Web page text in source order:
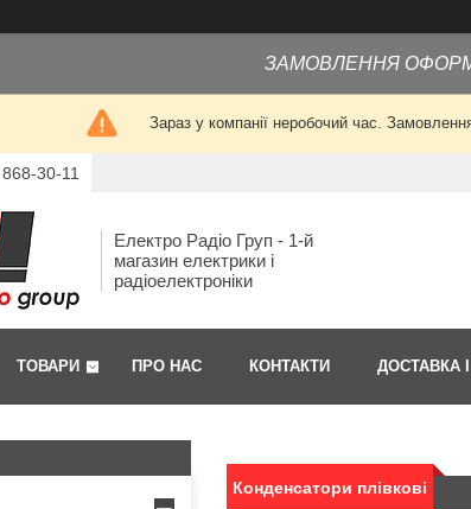
ЗАМОВЛЕННЯ
Зараз у компанії неробочий час.
30-11
Електро Радіо Груп - 1-й
магазин електрики і
радіоелектроніки
ТОВАРИ ПРО НАС КОНТАКТИ ДОСТАВКА
Конденсатори плівкові